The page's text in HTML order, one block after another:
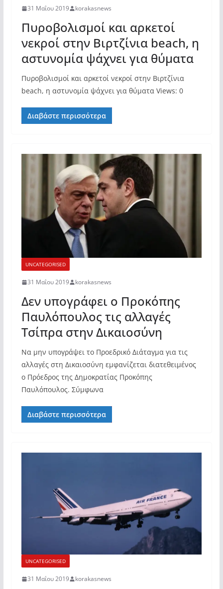
31 Μαΐου 2019 korakasnews
Πυροβολισμοί και αρκετοί
νεκροί στην Βιρτζίνια beach, η
αστυνομία ψάχνει για θύματα
Πυροβολισμοί και αρκετοί νεκροί στην Βιρτζίνια
beach, η αστυνομία ψάχνει για θύματα Views: 0
Διαβάστε περισσότερα
UNCATEGORISED
31 Μαΐου 2019 korakasnews
Δεν υπογράφει ο Προκόπης
Παυλόπουλος τις αλλαγές
Τσίπρα στην Δικαιοσύνη
Να μην υπογράψει το Προεδρικό Διάταγμα για τις
αλλαγές στη Δικαιοσύνη εμφανίζεται διατεθειμένος
ο Πρόεδρος της Δημοκρατίας Προκόπης
Παυλόπουλος. Σύμφωνα
Διαβάστε περισσότερα
UNCATEGORISED
31 Μαΐου 2019 korakasnews